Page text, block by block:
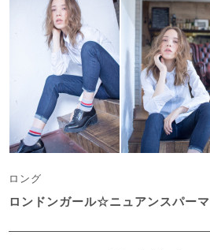
ロング
ロンドンガール☆ニュアンスパーマ